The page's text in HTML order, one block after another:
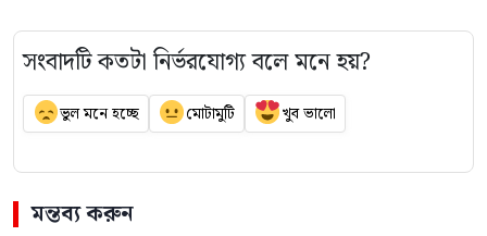
সংবাদটি কতটা নির্ভরযোগ্য বলে মনে হয়?
ভুল মনে হচ্ছে মোটামুটি খুব ভালো
মন্তব্য করুন